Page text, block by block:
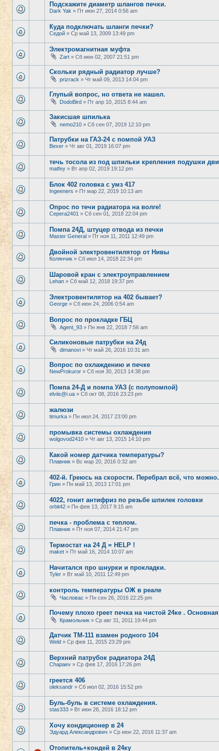
Подскажите диаметр шлангов печки.
Dark Yak » Пт июн 27, 2014 0:56 am
Куда подключать шланги печки?
Седой » Ср май 13, 2009 13:49 pm
Электромагнитная муфта
Zart » Сб июн 02, 2007 21:51 pm
Скольки рядный радиатор лучше?
prizrack » Чт май 09, 2013 14:04 pm
Глупый вопрос, но ответа не нашел.
DodoBird » Пт апр 10, 2015 8:44 am
Закисшая шпилька
nemo210 » Сб сен 07, 2019 12:10 pm
Патрубки на ГАЗ-24 с помпой УАЗ
Bexer » Чт авг 01, 2019 16:07 pm
течь тосола из под шпильки крепления подушки
matfey » Вт апр 02, 2019 19:12 pm
Блок 402 головка с умз 417
Ingeeners » Пт мар 22, 2019 10:13 am
Опрос по течи радиатора на волге!
Серега2401 » Сб сен 01, 2018 22:04 pm
Помпа 24Д, штуцер отвода из печки
Master General » Пт ноя 11, 2011 12:49 pm
Двойной электровентилятор от Нивы
Колянчик » Сб июл 14, 2018 22:34 pm
Шаровой кран с электроуправлением
Lehan » Сб май 12, 2018 19:37 pm
Электровентилятор на 402 бывает?
George » Сб июн 24, 2006 0:54 am
Вопрос по прокладке ГБЦ
Agent_93 » Пн янв 22, 2018 7:56 am
Силиконовые патрубки на 24д
dimanovi » Чт май 26, 2016 10:31 am
Вопрос по охлаждению и печке
NewProkuror » Сб ноя 30, 2013 14:38 pm
Помпа 24-Д и помпа УАЗ (с полупомпой)
elviis@i.ua » Сб окт 08, 2016 23:23 pm
жалюзи
timurka » Пн июл 24, 2017 23:00 pm
промывка системы охлаждения
wolgovod2410 » Чт авг 13, 2015 14:10 pm
Какой номер датчика температуры?
Плавник » Вс мар 20, 2016 0:32 am
402-й. Греюсь на скорости. Перебрал всё, что
Грин » Пн май 13, 2013 17:01 pm
4022, гонит антифриз по резьбе шпилек головки
orbit42 » Пн фев 13, 2017 9:15 am
печка - проблема с теплом.
Плавник » Пт ноя 07, 2014 21:47 pm
Термостат на 24 Д = HELP !
maket » Пт май 16, 2014 10:07 am
Начитался про шнурки и прокладки.
Tyler » Вт май 10, 2011 12:49 pm
контроль температуры ОЖ в реале
Часловас » Пн сен 26, 2016 22:25 pm
Почему плохо греет печка на чистой 24ке .
Крамольник » Ср авг 31, 2011 19:44 pm
Датчик ТМ-111 взамен родного 104
Weld » Ср фев 11, 2015 23:29 pm
Верхний патрубок радиатора 24Д
Chapaev » Ср фев 17, 2016 17:26 pm
греется 406
oleksandr » Сб июл 02, 2016 15:52 pm
Буль-буль в системе охлаждения.
stas333 » Вт июн 28, 2016 18:12 pm
Хочу кондиционер в 24
Эдуард Александрович » Ср июн 22, 2016 11:37 am
Отопитель+кондей в 24ку